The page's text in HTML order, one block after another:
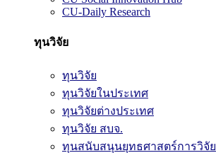
CU-Daily Research
ทุนวิจัย
ทุนวิจัย
ทุนวิจัยในประเทศ
ทุนวิจัยต่างประเทศ
ทุนวิจัย สบจ.
ทุนสนับสนุนยุทธศาสตร์การวิจัย